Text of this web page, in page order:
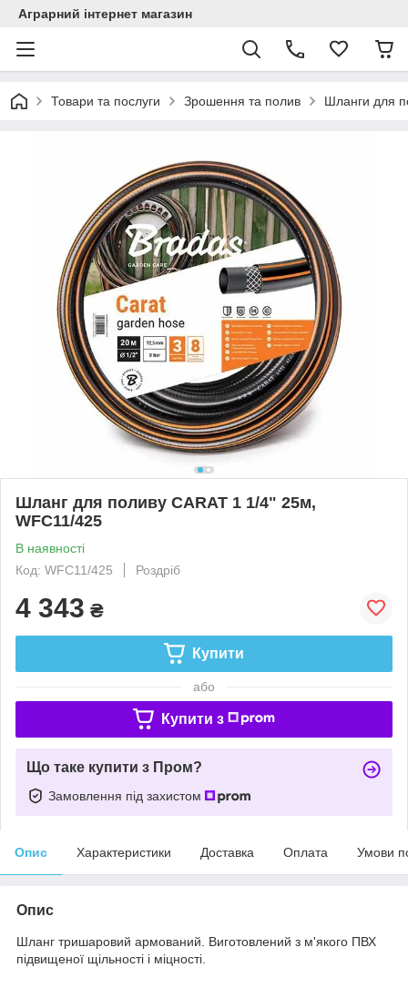
Аграрний інтернет магазин
Товари та послуги Зрошення та полив Шланги для
Шланг для поливу CARAT 1 1/4" 25м,
WFC11/425
В наявності
Код: WFC11/425
Роздріб
4 343 ₴
Купити
або
Купити з
Що таке купити з Пром?
Замовлення під захистом
Опис Характеристики Доставка Оплата Умови
Опис
Шланг тришаровий армований. Виготовлений з м'якого ПВХ
підвищеної щільності і міцності.